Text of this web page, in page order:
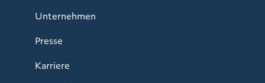
Unternehmen
Presse
Karriere